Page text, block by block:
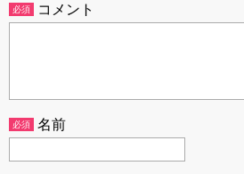
必須 コメント
必須 名前